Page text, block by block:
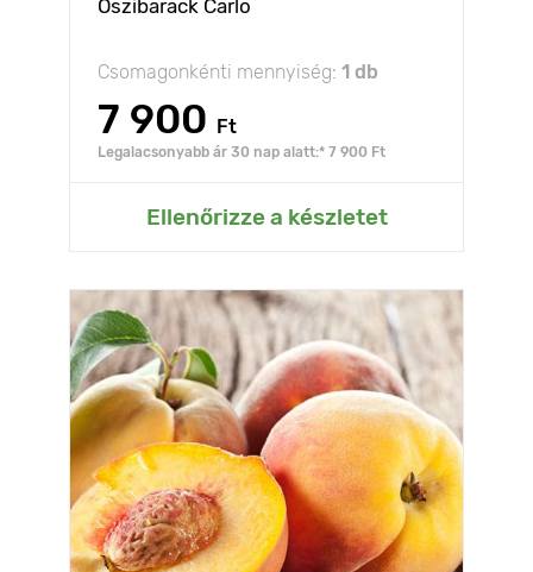
Őszibarack Carlo
Csomagonkénti mennyiség: 1 db
7 900 Ft
Legalacsonyabb ár 30 nap alatt:* 7 900 Ft
Ellenőrizze a készletet